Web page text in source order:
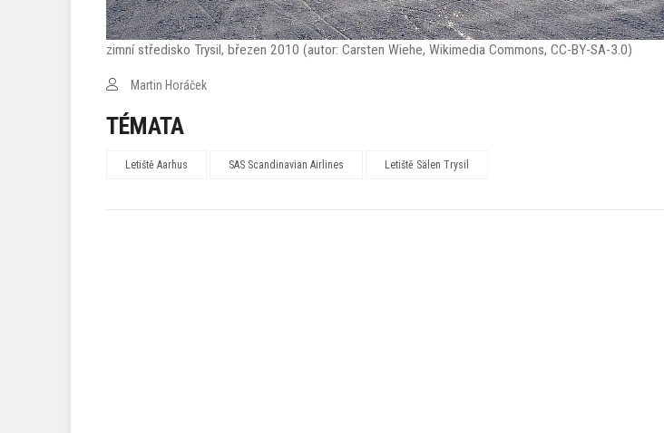
zimní středisko Trysil, březen 2010 (autor: Carsten Wiehe, Wikimedia Commons, CC-BY-SA-3.0)
Martin Horáček
TÉMATA
Letiště Aarhus SAS Scandinavian Airlines Letiště Sälen Trysil